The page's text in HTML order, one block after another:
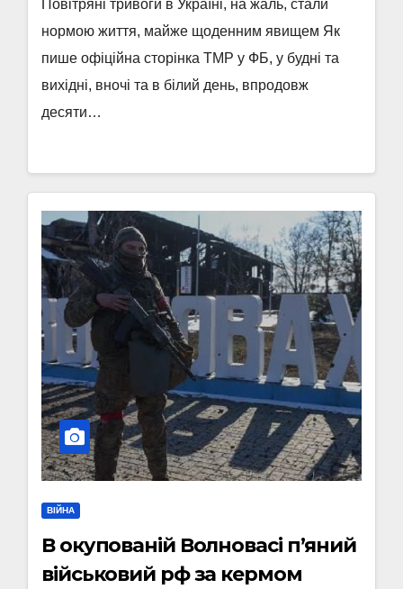
Повітряні тривоги в Україні, на жаль, стали
нормою життя, майже щоденним явищем Як
пише офіційна сторінка ТМР у ФБ, у будні та
вихідні, вночі та в білий день, впродовж
десяти…
ВІЙНА
В окупованій Волновасі п’яний
військовий рф за кермом